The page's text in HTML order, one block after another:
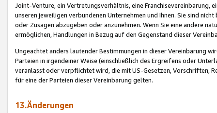
Joint-Venture, ein Vertretungsverhältnis, eine Franchisevereinbarung,
unseren jeweiligen verbundenen Unternehmen und Ihnen. Sie sind
oder Zusagen abzugeben oder anzunehmen. Wenn Sie eine andere
ermöglichen, Handlungen in Bezug auf den Gegenstand dieser
Ungeachtet anders lautender Bestimmungen in dieser Vereinbarung
Parteien in irgendeiner Weise (einschließlich des Ergreifens oder
veranlasst oder verpflichtet wird, die mit US-Gesetzen, Vorschriften,
für eine der Parteien dieser Vereinbarung gelten.
13.Änderungen